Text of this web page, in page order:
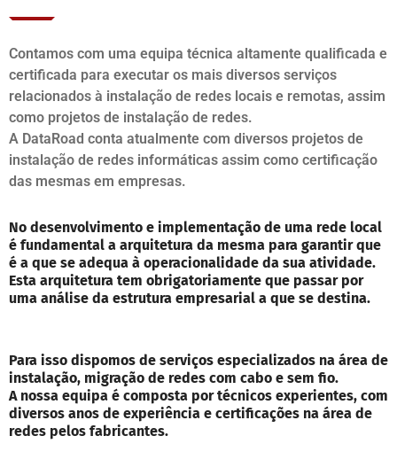
Contamos com uma equipa técnica altamente qualificada e
certificada para executar os mais diversos serviços
relacionados à instalação de redes locais e remotas, assim
como projetos de instalação de redes.
A DataRoad conta atualmente com diversos projetos de
instalação de redes informáticas assim como certificação
das mesmas em empresas.
No desenvolvimento e implementação de uma rede local
é fundamental a arquitetura da mesma para garantir que
é a que se adequa à operacionalidade da sua atividade.
Esta arquitetura tem obrigatoriamente que passar por
uma análise da estrutura empresarial a que se destina.
Para isso dispomos de serviços especializados na área de
instalação, migração de redes com cabo e sem fio.
A nossa equipa é composta por técnicos experientes, com
diversos anos de experiência e certificações na área de
redes pelos fabricantes.